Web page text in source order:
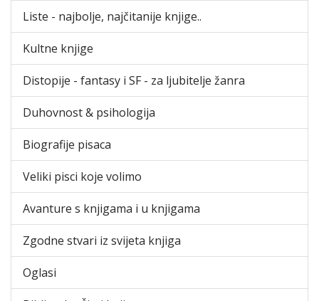
Liste - najbolje, najčitanije knjige..
Kultne knjige
Distopije - fantasy i SF - za ljubitelje žanra
Duhovnost & psihologija
Biografije pisaca
Veliki pisci koje volimo
Avanture s knjigama i u knjigama
Zgodne stvari iz svijeta knjiga
Oglasi